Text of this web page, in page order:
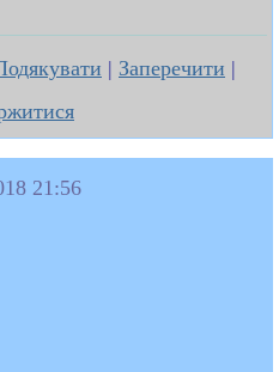
| Заперечити |
21:56